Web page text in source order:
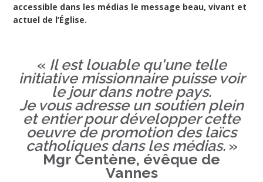
accessible dans les médias le message beau, vivant et
actuel de l’Église.
« Il est louable qu'une telle
initiative missionnaire puisse voir
le jour dans notre pays.
Je vous adresse un soutien plein
et entier pour développer cette
oeuvre de promotion des laïcs
catholiques dans les médias.»
Mgr Centène, évêque de
Vannes